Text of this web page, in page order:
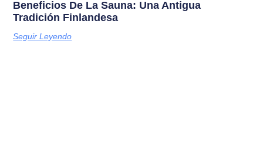
Beneficios De La Sauna: Una Antigua
Tradición Finlandesa
Seguir Leyendo